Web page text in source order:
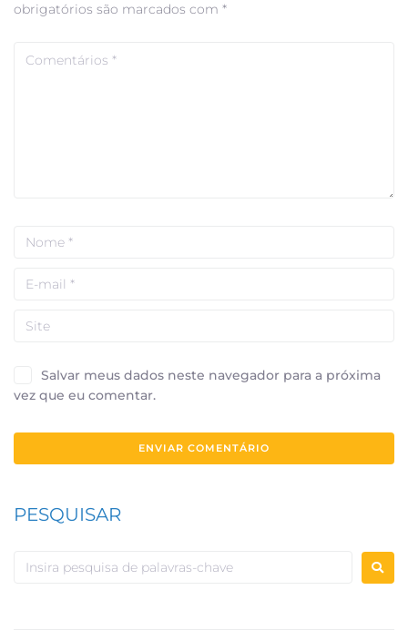
obrigatórios são marcados com *
Salvar meus dados neste navegador para a próxima
vez que eu comentar.
PESQUISAR